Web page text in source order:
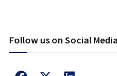
Follow us on Social Media